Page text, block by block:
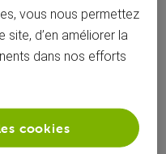
de luc4951
vous nous permettez
site, d’en améliorer la
dans nos efforts
cookies